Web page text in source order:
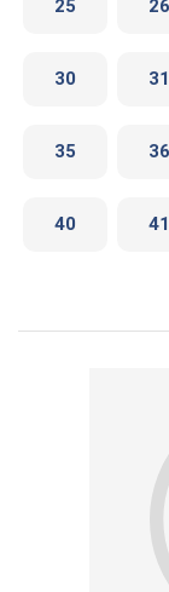
25 26
30 31
35 36
40 41